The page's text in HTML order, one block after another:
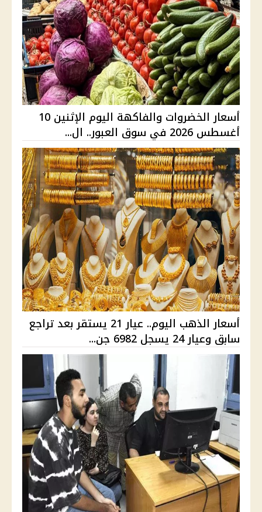
أسعار الخضروات والفاكهة اليوم الإثنين 10
أغسطس 2026 في سوق العبور.. ال...
أسعار الذهب اليوم.. عيار 21 يستقر بعد تراجع
سابق وعيار 24 يسجل 6982 جن...